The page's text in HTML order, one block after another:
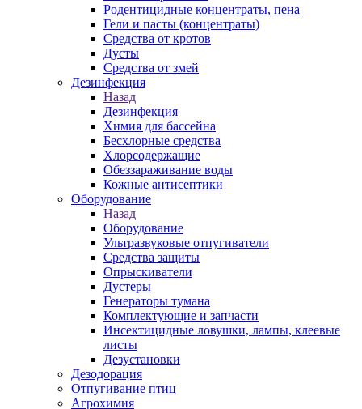
Родентицидные концентраты, пена
Гели и пасты (концентраты)
Средства от кротов
Дусты
Средства от змей
Дезинфекция
Назад
Дезинфекция
Химия для бассейна
Бесхлорные средства
Хлорсодержащие
Обеззараживание воды
Кожные антисептики
Оборудование
Назад
Оборудование
Ультразвуковые отпугиватели
Средства защиты
Опрыскиватели
Дустеры
Генераторы тумана
Комплектующие и запчасти
Инсектицидные ловушки, лампы, клеевые
листы
Дезустановки
Дезодорация
Отпугивание птиц
Агрохимия